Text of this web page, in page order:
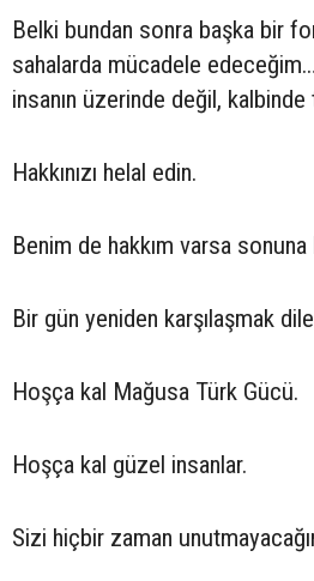
Belki bundan sonra başka bir
sahalarda mücadele
insanın üzerinde değil, kalbinde
Hakkınızı helal edin.
Benim de hakkım varsa
Bir gün yeniden karşılaşmak
Hoşça kal Mağusa Türk Gücü.
Hoşça kal güzel insanlar.
Sizi hiçbir zaman